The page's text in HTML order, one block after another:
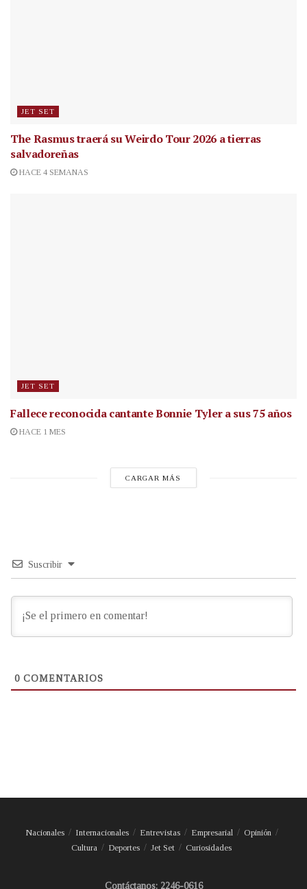
JET SET
The Rasmus traerá su Weirdo Tour 2026 a tierras
salvadoreñas
HACE 4 SEMANAS
JET SET
Fallece reconocida cantanteBonnie Tyler a sus 75 años
HACE 1 MES
CARGAR MÁS
Suscribir
0 COMENTARIOS
Nacionales Internacionales Entrevistas Empresarial
Opinión
Cultura
Deportes Jet Set Curiosidades
Contáctanos: 2246-0616